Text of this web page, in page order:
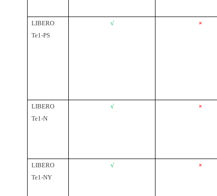
LIBERO
Te1-PS
√ ×
LIBERO
Te1-N
√ ×
LIBERO
Te1-NY
√ ×